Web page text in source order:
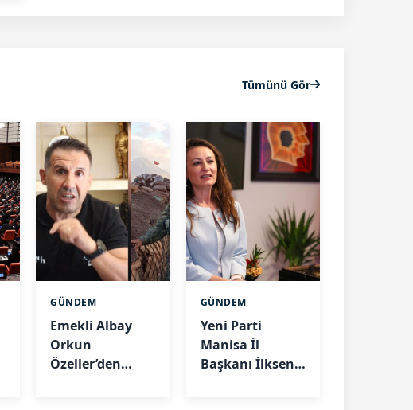
Tümünü Gör
GÜNDEM
Emekli Albay
Orkun
Özeller’den
GÜNDEM
Yeni Parti
Manisa İl
Başkanı İlksen